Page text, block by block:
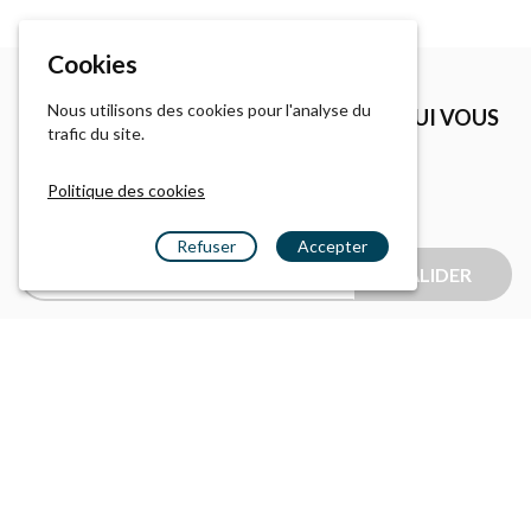
VOUS N'AVEZ PAS TROUVÉ D'OFFRE QUI VOUS
VALIDER
Cookies
Nous utilisons des cookies pour l'analyse du
trafic du site.
Accepter
Refuser
Politique des cookies